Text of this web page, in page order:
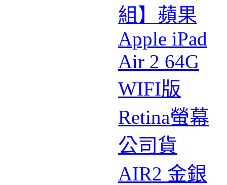
組】蘋果
Apple iPad
Air 2 64G
WIFI版
Retina螢幕
公司貨
AIR2 金銀